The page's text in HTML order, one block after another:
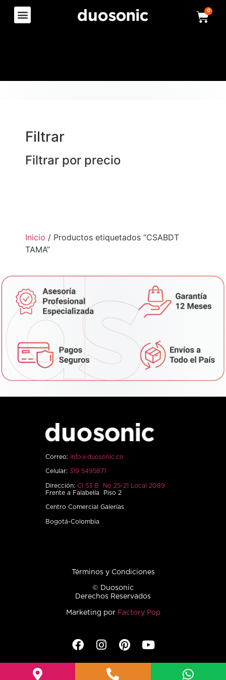
0
Filtrar
Filtrar por precio
Inicio / Productos etiquetados “CSABDT
TAMA”
Correo: info@duosonic.co
Celular: 319 5495871
Dirección: Cl 53 B No 25-21 Local 2089
Frente a Falabella Piso 2
Centro Comercial Galerías
Bogotá-Colombia
Términos y Condiciones
© Duosonic
Derechos Reservados
Marketing por Factory Pop